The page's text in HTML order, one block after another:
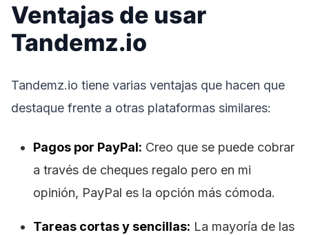
Ventajas de usar
Tandemz.io
Tandemz.io tiene varias ventajas que hacen que
destaque frente a otras plataformas similares:
Pagos por PayPal: Creo que se puede cobrar
a través de cheques regalo pero en mi
opinión, PayPal es la opción más cómoda.
Tareas cortas y sencillas: La mayoría de las